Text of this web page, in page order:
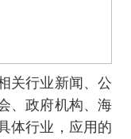
关行业新闻、公
、政府机构、海
体行业，应用的